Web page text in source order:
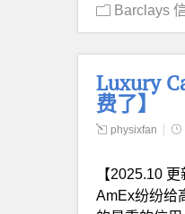
Barclays
Luxury
费了】
physixfan
【2025.10
AmEx纷纷给